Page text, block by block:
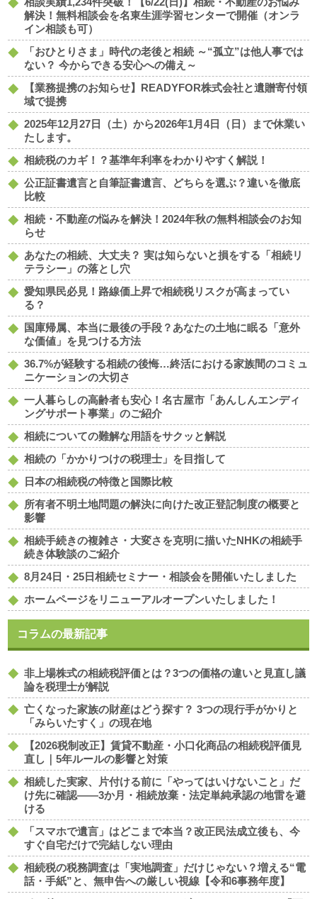
解決！無料相談会を名東生涯学習センターで開催（オンラ
イン相談も可）
「おひとりさま」時代の老後と相続 ～“孤立”は他人事では
ない？ 今からできる安心への備え～
【業務提携のお知らせ】READYFOR株式会社と遺贈寄付領
域で提携
2025年12月27日（土）から2026年1月4日（日）まで休業い
たします。
相続税のカギ！？基準年利率をわかりやすく解説！
公正証書遺言と自筆証書遺言、どちらを選ぶ？違いを徹底
比較
相続・不動産の悩みを解決！2024年秋の無料相談会のお知
らせ
あなたの相続、大丈夫？ 実は知らないと損をする「相続リ
テラシー」の落とし穴
愛知県民必見！路線価上昇で相続税リスクが高まってい
る？
国庫帰属、本当に最後の手段？あなたの土地に眠る「意外
な価値」を見つける方法
36.7%が経験する相続の後悔…終活における家族間のコミュ
ニケーションの大切さ
一人暮らしの高齢者も安心！名古屋市「あんしんエンディ
ングサポート事業」のご紹介
相続についての難解な用語をサクッと解説
相続の「かかりつけの税理士」を目指して
日本の相続税の特徴と国際比較
所有者不明土地問題の解決に向けた改正登記制度の概要と
影響
相続手続きの複雑さ・大変さを克明に描いたNHKの相続手
続き体験談のご紹介
8月24日・25日相続セミナー・相談会を開催いたしました
ホームページをリニューアルオープンいたしました！
コラムの最新記事
非上場株式の相続税評価とは？3つの価格の違いと見直し議
論を税理士が解説
亡くなった家族の財産はどう探す？ 3つの現行手がかりと
「みらいたすく」の現在地
【2026税制改正】賃貸不動産・小口化商品の相続税評価見
直し｜5年ルールの影響と対策
相続した実家、片付ける前に「やってはいけないこと」だ
け先に確認――3か月・相続放棄・法定単純承認の地雷を避
ける
「スマホで遺言」はどこまで本当？改正民法成立後も、今
すぐ自宅だけで完結しない理由
相続税の税務調査は「実地調査」だけじゃない？増える“電
話・手紙”と、無申告への厳しい視線【令和6事務年度】